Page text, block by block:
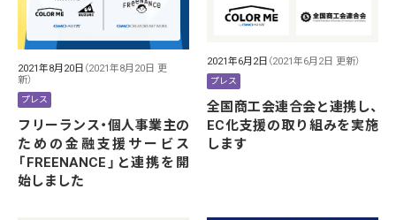
2021年8月20日 （2021年8月20日 更
新）
プレス
フリーランス・個人事業主の
ための金融支援サービス
「FREENANCE」と連携を開
始しました
2021年6月2日 （2021年6月2日 更新）
プレス
全国商工会連合会と連携し、
EC化支援の取り組みを実施
します